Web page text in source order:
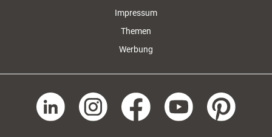
Impressum
Themen
Werbung